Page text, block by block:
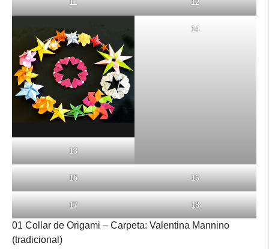
11 12
13
14
15 16
17 18
01 Collar de Origami – Carpeta: Valentina Mannino
(tradicional)